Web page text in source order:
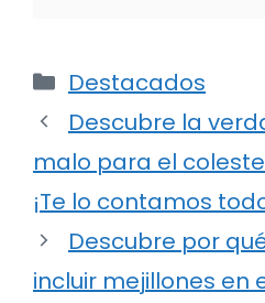
Categorías
Destacados
Descubre la
malo para el
¡Te lo contamos
Descubre por
incluir mejillones en